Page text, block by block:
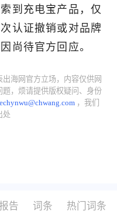
到充电宝产品，仅
认证撤销或对品牌
尚待官方回应。
出海网官方立场，内容仅供网
，烦请提供版权疑问、身份
，我们
处
告 词条 热门词条